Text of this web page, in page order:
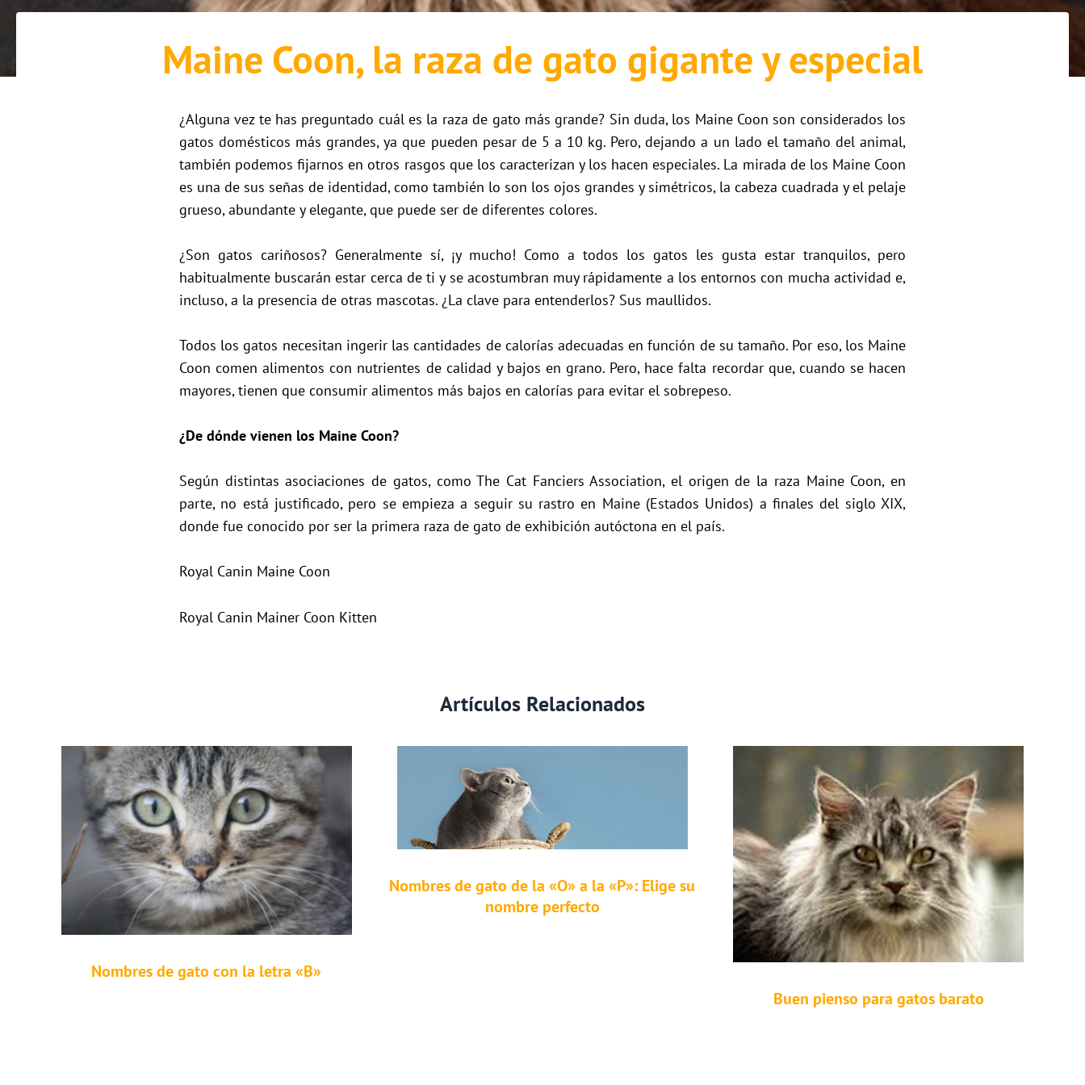
Maine Coon, la raza de gato gigante y especial
¿Alguna vez te has preguntado cuál es la raza de gato más grande? Sin duda, los Maine Coon son considerados los
gatos domésticos más grandes, ya que pueden pesar de 5 a 10 kg. Pero, dejando a un lado el tamaño del animal,
también podemos fijarnos en otros rasgos que los caracterizan y los hacen especiales. La mirada de los Maine Coon
es una de sus señas de identidad, como también lo son los ojos grandes y simétricos, la cabeza cuadrada y el pelaje
grueso, abundante y elegante, que puede ser de diferentes colores.
¿Son gatos cariñosos? Generalmente sí, ¡y mucho! Como a todos los gatos les gusta estar tranquilos, pero
habitualmente buscarán estar cerca de ti y se acostumbran muy rápidamente a los entornos con mucha actividad e,
incluso, a la presencia de otras mascotas. ¿La clave para entenderlos? Sus maullidos.
Todos los gatos necesitan ingerir las cantidades de calorías adecuadas en función de su tamaño. Por eso, los Maine
Coon comen alimentos con nutrientes de calidad y bajos en grano. Pero, hace falta recordar que, cuando se hacen
mayores, tienen que consumir alimentos más bajos en calorías para evitar el sobrepeso.
¿De dónde vienen los Maine Coon?
Según distintas asociaciones de gatos, como The Cat Fanciers Association, el origen de la raza Maine Coon, en
parte, no está justificado, pero se empieza a seguir su rastro en Maine (Estados Unidos) a finales del siglo XIX,
donde fue conocido por ser la primera raza de gato de exhibición autóctona en el país.
Royal Canin Maine Coon
Royal Canin Mainer Coon Kitten
Artículos Relacionados
Nombres de gato con la letra «B»
Nombres de gato de la «O» a la «P»: Elige su
nombre perfecto
Buen pienso para gatos barato